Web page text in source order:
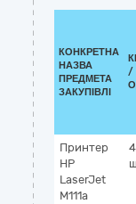
КОНКРЕТНА
НАЗВА
ПРЕДМЕТА
ЗАКУПІВЛІ
/
Принтер
HP
LaserJet
M111a
4